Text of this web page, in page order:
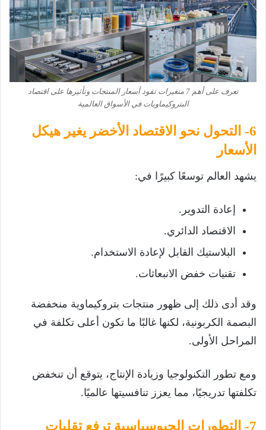
تعرف على أهم 7 متغيرات تقود أسعار المنتجات وتأثيرها على اقتصاد
البتروكيماويات في الأسواق العالمية
6- التحول نحو الاقتصاد الأخضر يغير هيكل
الأسعار
يشهد العالم توسعًا كبيرًا في:
إعادة التدوير.
الاقتصاد الدائري.
البلاستيك القابل لإعادة الاستخدام.
تقنيات خفض الانبعاثات.
وقد أدى ذلك إلى ظهور منتجات بتروكيماوية منخفضة
البصمة الكربونية، لكنها غالبًا ما تكون أعلى تكلفة في
المراحل الأولى.
ومع تطور التكنولوجيا وزيادة الإنتاج، يتوقع أن تنخفض
تكلفتها تدريجيًا، مما يعزز تنافسيتها عالميًا.
7- التطورات الجيوسياسية ترفع تقلبات